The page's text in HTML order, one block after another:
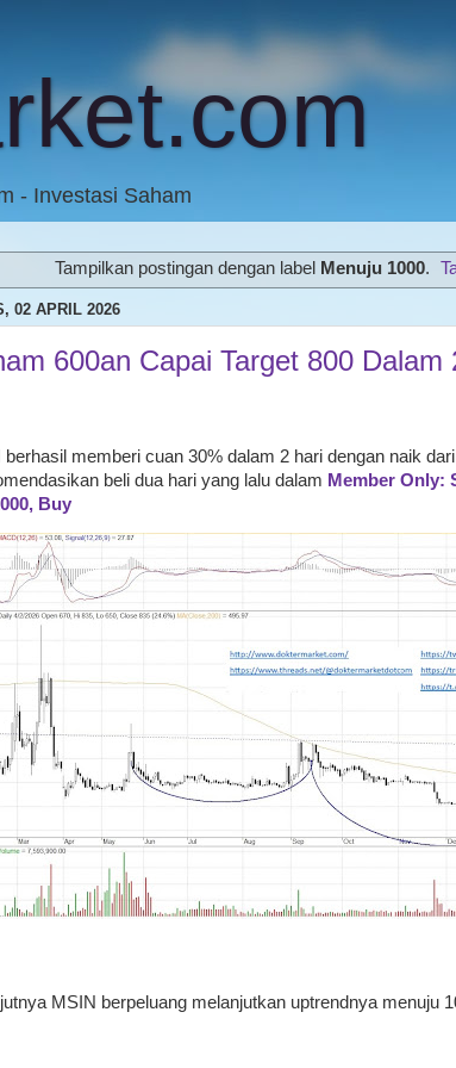
- Investasi Saham
Tampilkan postingan dengan label Menuju 1000.
02 APRIL 2026
600an Capai Target 800
berhasil memberi cuan 30% dalam 2 hari dengan naik
beli dua hari yang lalu dalam Member Only:
Buy
MSIN berpeluang melanjutkan uptrendnya menuju